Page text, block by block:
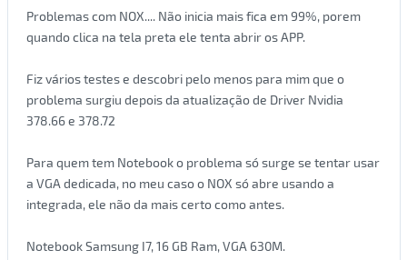
Problemas com NOX.... Não inicia mais fica em 99%, porem
quando clica na tela preta ele tenta abrir os APP.
Fiz vários testes e descobri pelo menos para mim que o
problema surgiu depois da atualização de Driver Nvidia
378.66 e 378.72
Para quem tem Notebook o problema só surge se tentar usar
a VGA dedicada, no meu caso o NOX só abre usando a
integrada, ele não da mais certo como antes.
Notebook Samsung I7, 16 GB Ram, VGA 630M.